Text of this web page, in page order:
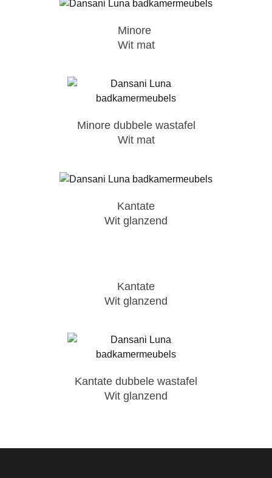
Minore
Wit mat
Minore dubbele wastafel
Wit mat
Kantate
Wit glanzend
Kantate
Wit glanzend
Kantate dubbele wastafel
Wit glanzend